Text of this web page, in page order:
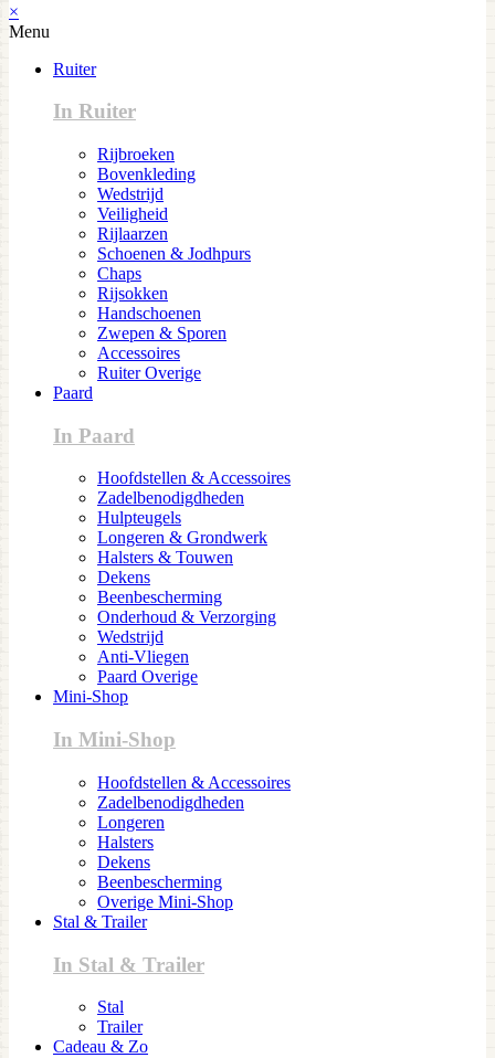
×
Menu
Ruiter
In Ruiter
Rijbroeken
Bovenkleding
Wedstrijd
Veiligheid
Rijlaarzen
Schoenen & Jodhpurs
Chaps
Rijsokken
Handschoenen
Zwepen & Sporen
Accessoires
Ruiter Overige
Paard
In Paard
Hoofdstellen & Accessoires
Zadelbenodigdheden
Hulpteugels
Longeren & Grondwerk
Halsters & Touwen
Dekens
Beenbescherming
Onderhoud & Verzorging
Wedstrijd
Anti-Vliegen
Paard Overige
Mini-Shop
In Mini-Shop
Hoofdstellen & Accessoires
Zadelbenodigdheden
Longeren
Halsters
Dekens
Beenbescherming
Overige Mini-Shop
Stal & Trailer
In Stal & Trailer
Stal
Trailer
Cadeau & Zo